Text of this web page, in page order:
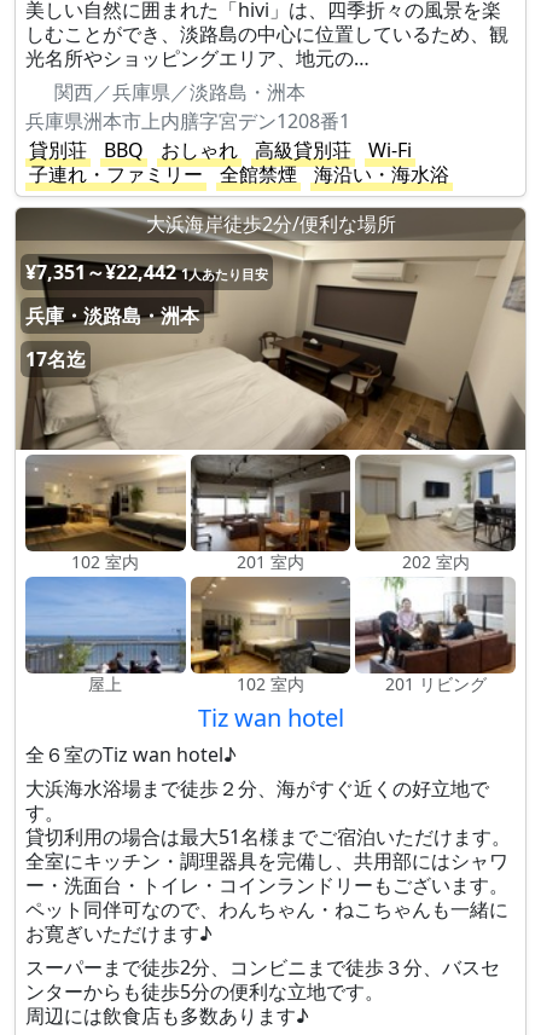
美しい自然に囲まれた「hivi」は、四季折々の風景を楽
しむことができ、淡路島の中心に位置しているため、観
光名所やショッピングエリア、地元の…
関西／兵庫県／淡路島・洲本
兵庫県洲本市上内膳字宮デン1208番1
貸別荘
BBQ おしゃれ 高級貸別荘
Wi-Fi
子連れ・ファミリー
全館禁煙
海沿い・海水浴
大浜海岸徒歩2分/便利な場所
¥7,351～¥22,442 1人あたり目安
兵庫・淡路島・洲本
17名迄
102 室内 201 室内 202 室内
屋上 102 室内 201 リビング
Tiz wan hotel
全６室のTiz wan hotel♪
大浜海水浴場まで徒歩２分、海がすぐ近くの好立地で
す。
貸切利用の場合は最大51名様までご宿泊いただけます。
全室にキッチン・調理器具を完備し、共用部にはシャワ
ー・洗面台・トイレ・コインランドリーもございます。
ペット同伴可なので、わんちゃん・ねこちゃんも一緒に
お寛ぎいただけます♪
スーパーまで徒歩2分、コンビニまで徒歩３分、バスセ
ンターからも徒歩5分の便利な立地です。
周辺には飲食店も多数あります♪